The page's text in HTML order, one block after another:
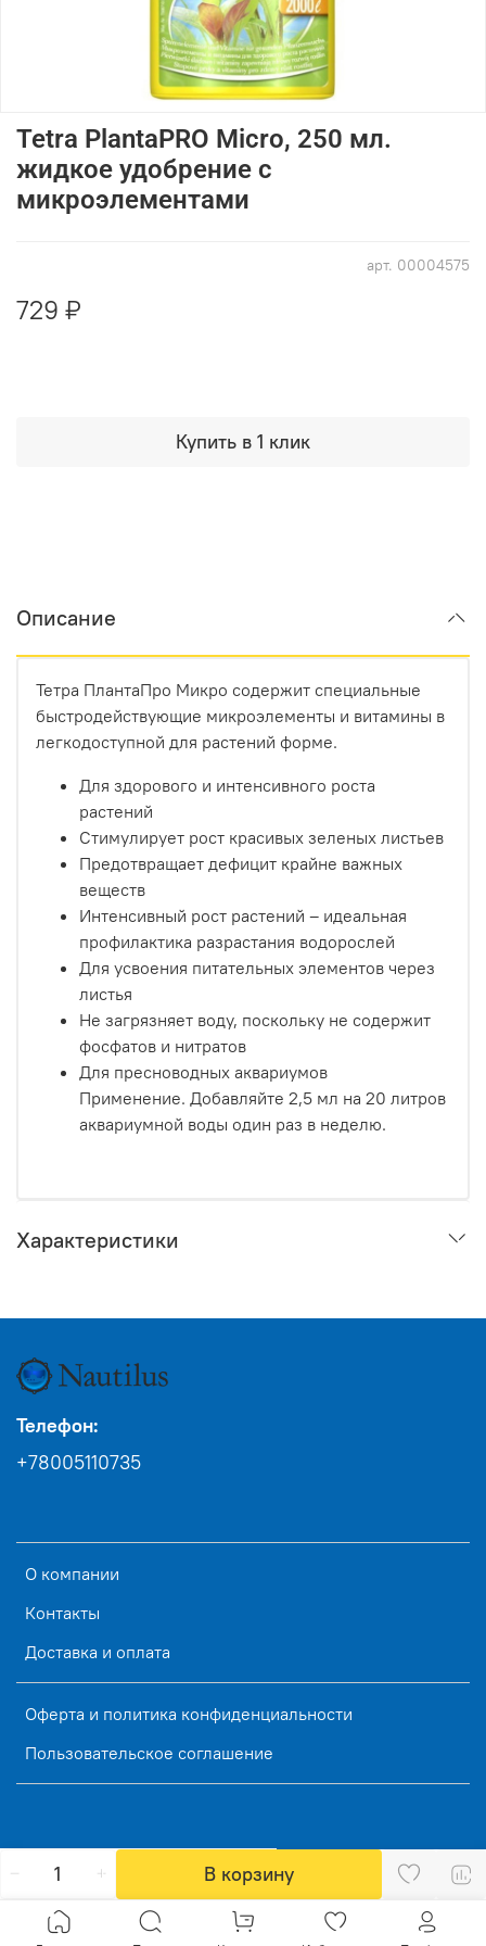
арт. 00004575
Tetra PlantaPRO Micro, 250 мл.
жидкое удобрение с
микроэлементами
729 ₽
В корзину
Купить в 1 клик
Описание
Тетра ПлантаПро Микро содержит специальные
быстродействующие микроэлементы и витамины в
легкодоступной для растений форме.
Для здорового и интенсивного роста
растений
Стимулирует рост красивых зеленых листьев
Предотвращает дефицит крайне важных
веществ
Интенсивный рост растений – идеальная
профилактика разрастания водорослей
Для усвоения питательных элементов через
листья
Не загрязняет воду, поскольку не содержит
фосфатов и нитратов
Для пресноводных аквариумов
Применение. Добавляйте 2,5 мл на 20 литров
аквариумной воды один раз в неделю.
Характеристики
О компании
Контакты
Доставка и оплата
Оферта и политика конфиденциальности
Пользовательское соглашение
Телефон:
+78005110735